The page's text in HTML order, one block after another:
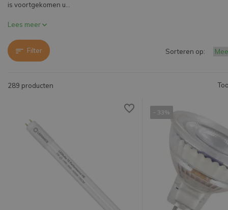
is voortgekomen u...
Lees meer
Filter
289 producten
Sorteren op:
- 33%